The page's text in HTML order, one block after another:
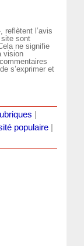
reflètent l’avis
site sont
ne signifie
vision
s’exprimer et
populaire